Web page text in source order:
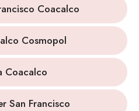
Coacalco
Cosmopol
Coacalco
San Francisco